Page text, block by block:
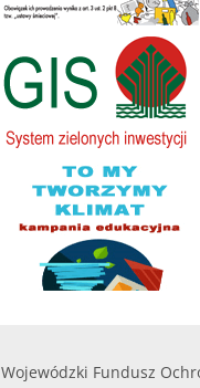
Wojewódzki Fundusz